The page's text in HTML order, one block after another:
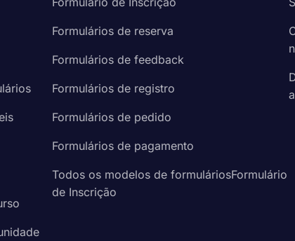
Formulários de reserva
Formulários de feedback
Formulários de registro
Formulários de pedido
Formulários de pagamento
Todos os modelos de formuláriosFormulário
de Inscrição